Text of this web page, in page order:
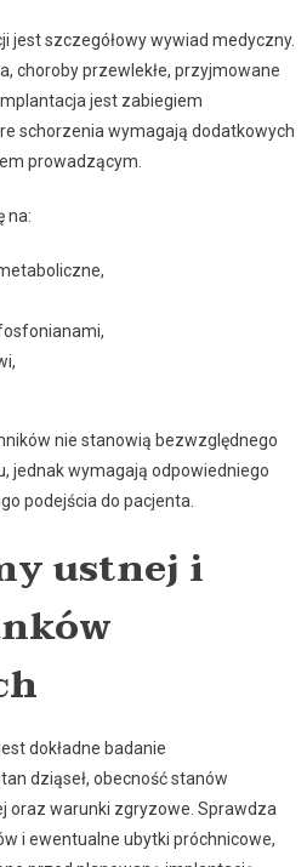
jest szczegółowy wywiad medyczny.
choroby przewlekłe, przyjmowane
jest zabiegiem
schorzenia wymagają dodatkowych
prowadzącym.
na:
nie stanowią bezwzględnego
jednak wymagają odpowiedniego
podejścia do pacjenta.
ustnej i
dokładne badanie
dziąseł, obecność stanów
oraz warunki zgryzowe. Sprawdza
i ewentualne ubytki próchnicowe,